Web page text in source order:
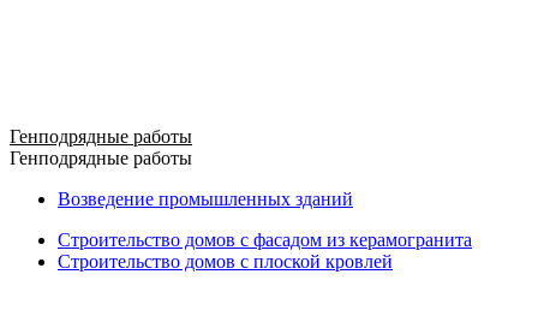
Генподрядные работы
Генподрядные работы
Возведение промышленных зданий
Строительство домов с фасадом из керамогранита
Строительство домов с плоской кровлей